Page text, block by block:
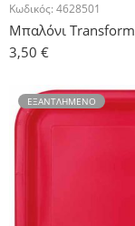
Κωδικός: 4628501
3,50 €
ΕΞΑΝΤΛΗΜΈΝΟ